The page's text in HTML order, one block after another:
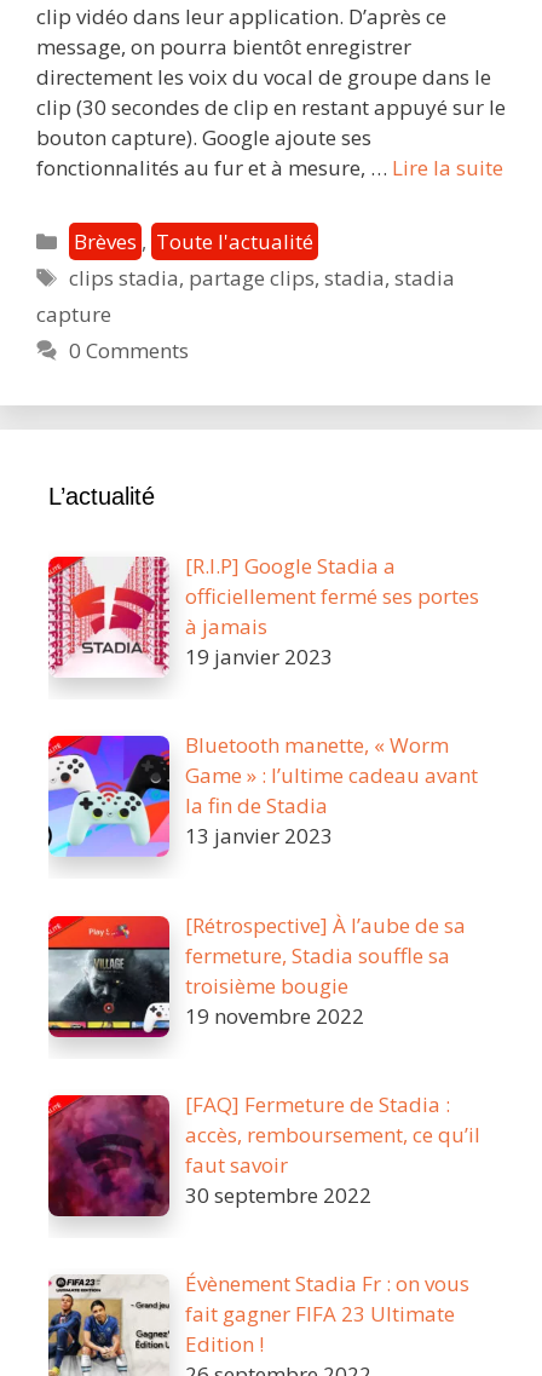
clip vidéo dans leur application. D’après ce
message, on pourra bientôt enregistrer
directement les voix du vocal de groupe dans le
clip (30 secondes de clip en restant appuyé sur le
bouton capture). Google ajoute ses
fonctionnalités au fur et à mesure, … Lire la suite
les
Catégories
Brèves , Toute l'actualité
Étiquettes
clips stadia, partage clips,stadia,stadia
capture
0 Comments
L’actualité
[R.I.P] Google Stadia a
officiellement fermé ses portes
à jamais
19 janvier 2023
Bluetooth manette, « Worm
Game » : l’ultime cadeau avant
la fin de Stadia
13 janvier 2023
[Rétrospective] À l’aube de sa
fermeture, Stadia souffle sa
troisième bougie
19 novembre 2022
[FAQ] Fermeture de Stadia :
accès, remboursement, ce qu’il
faut savoir
30 septembre 2022
Évènement Stadia Fr : on vous
fait gagner FIFA 23 Ultimate
Edition !